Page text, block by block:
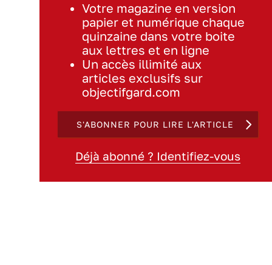
Votre magazine en version
papier et numérique chaque
quinzaine dans votre boite
aux lettres et en ligne
Un accès illimité aux
articles exclusifs sur
objectifgard.com
S'ABONNER POUR LIRE L'ARTICLE
Déjà abonné ? Identifiez-vous